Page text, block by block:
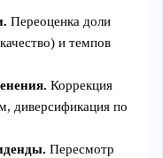
Переоценка доли
и темпов
Коррекция
диверсификация по
Пересмотр